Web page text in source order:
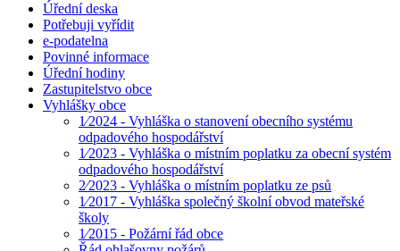
Úřední deska
Potřebuji vyřídit
e-podatelna
Povinné informace
Úřední hodiny
Zastupitelstvo obce
Vyhlášky obce
1⁄2024 - Vyhláška o stanovení obecního systému
odpadového hospodářství
1⁄2023 - Vyhláška o místním poplatku za obecní systém
odpadového hospodářství
2⁄2023 - Vyhláška o místním poplatku ze psů
1⁄2017 - Vyhláška společný školní obvod mateřské
školy
1⁄2015 - Požární řád obce